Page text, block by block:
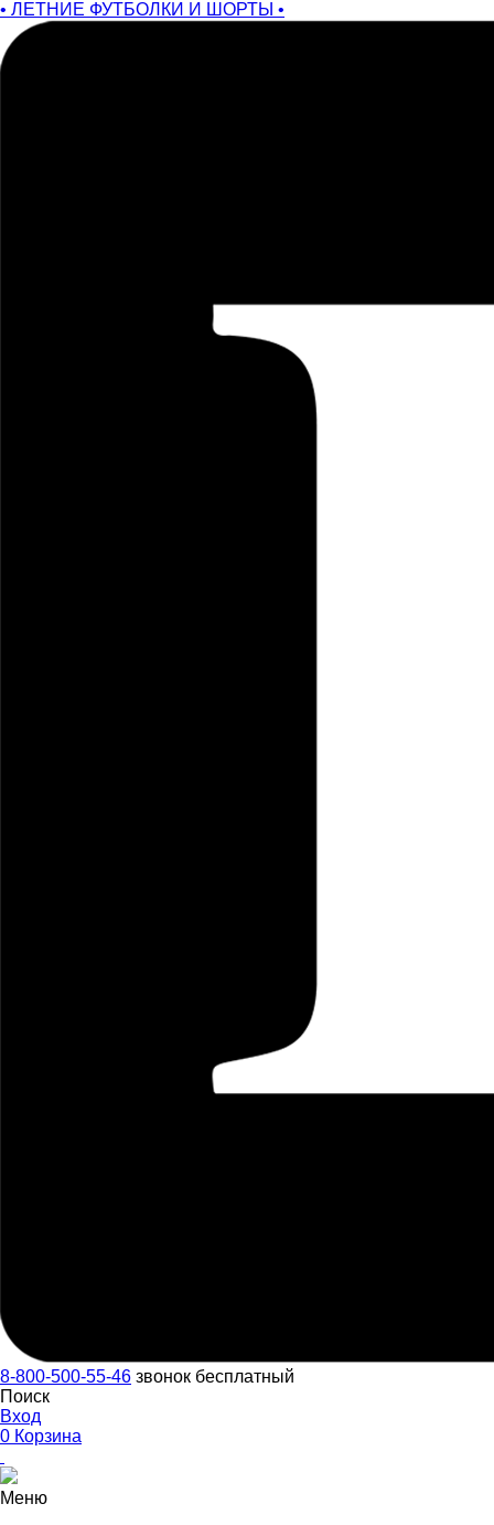
• ЛЕТНИЕ ФУТБОЛКИ И ШОРТЫ •
8-800-500-55-46 звонок бесплатный
Поиск
Вход
0 Корзина
Меню